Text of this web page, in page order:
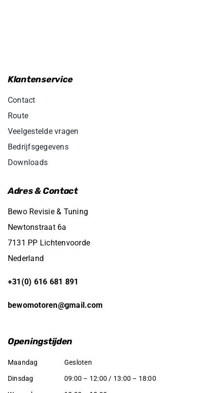
Klantenservice
Contact
Route
Veelgestelde vragen
Bedrijfsgegevens
Downloads
Adres & Contact
Bewo Revisie & Tuning
Newtonstraat 6a
7131 PP Lichtenvoorde
Nederland
+31(0) 616 681 891
bewomotoren@gmail.com
Openingstijden
Maandag Gesloten
Dinsdag 09:00 – 12:00 / 13:00 – 18:00